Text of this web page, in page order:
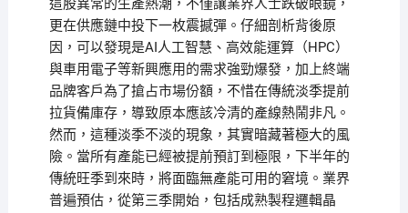
這股異常的生產熱潮，不僅讓業界人士跌破眼鏡，
更在供應鏈中投下一枚震撼彈。仔細剖析背後原
因，可以發現是AI人工智慧、高效能運算（HPC）
與車用電子等新興應用的需求強勁爆發，加上終端
品牌客戶為了搶占市場份額，不惜在傳統淡季提前
拉貨備庫存，導致原本應該冷清的產線熱鬧非凡。
然而，這種淡季不淡的現象，其實暗藏著極大的風
險。當所有產能已經被提前預訂到極限，下半年的
傳統旺季到來時，將面臨無產能可用的窘境。業界
普遍預估，從第三季開始，包括成熟製程邏輯晶